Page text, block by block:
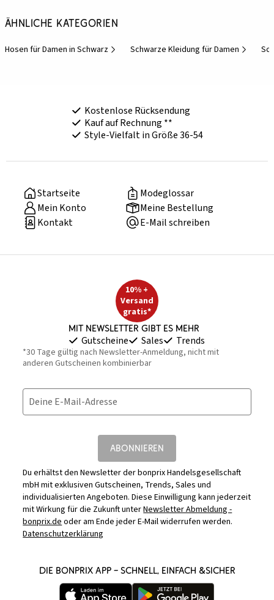
Ähnliche Kategorien
Hosen für Damen in Schwarz Schwarze Kleidung für Damen
Kostenlose Rücksendung
Kauf auf Rechnung **
Style-Vielfalt in Größe 36-54
Startseite
Modeglossar
Mein Konto
Meine Bestellung
Kontakt
E-Mail schreiben
10% +
Versand
gratis*
Mit Newsletter gibt es mehr
Gutscheine Sales Trends
*30 Tage gültig nach Newsletter-Anmeldung, nicht mit
anderen Gutscheinen kombinierbar
Deine E-Mail-Adresse
ABONNIEREN
Du erhältst den Newsletter der bonprix Handelsgesellschaft
mbH mit exklusiven Gutscheinen, Trends, Sales und
individualisierten Angeboten. Diese Einwilligung kann jederzeit
mit Wirkung für die Zukunft unterNewsletter Abmeldung -
bonprix.deoder am Ende jeder E-Mail widerrufen werden.
Datenschutzerklärung
DIE BONPRIX APP – SCHNELL, EINFACH &SICHER